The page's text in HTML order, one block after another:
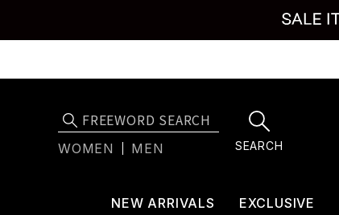
WOMEN MEN SEARCH
NEW ARRIVALS EXCLUSIVE